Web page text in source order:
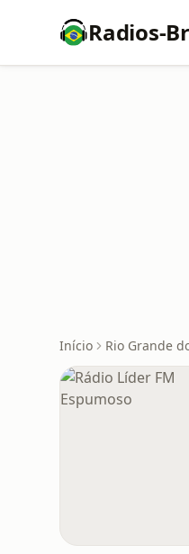
Radios-
Início Rio Grande